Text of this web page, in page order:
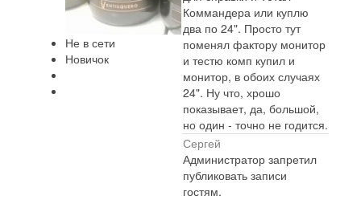
Не в сети
Новичок
Коммандера или куплю
два по 24". Просто тут
поменял фактору монитор
и тестю комп купил и
монитор, в обоих случаях
24". Ну что, хрошо
показывает, да, большой,
но один - точно не годится.
Сергей
Администратор запретил
публиковать записи
гостям.